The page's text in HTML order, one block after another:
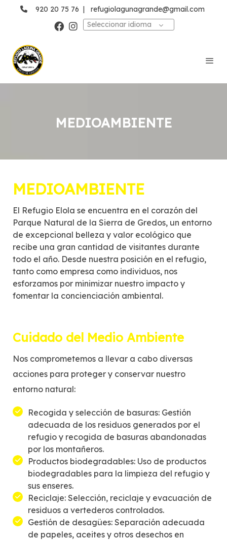
920 20 75 76 |
refugiolagunagrande@gmail.com
Seleccionar idioma
MEDIOAMBIENTE
MEDIOAMBIENTE
El Refugio Elola se encuentra en el corazón del
Parque Natural de la Sierra de Gredos, un entorno
de excepcional belleza y valor ecológico que
recibe una gran cantidad de visitantes durante
todo el año. Desde nuestra posición en el refugio,
tanto como empresa como individuos, nos
esforzamos por minimizar nuestro impacto y
fomentar la concienciación ambiental.
Cuidado del Medio Ambiente
Nos comprometemos a llevar a cabo diversas
acciones para proteger y conservar nuestro
entorno natural:
Recogida y selección de basuras: Gestión
adecuada de los residuos generados por el
refugio y recogida de basuras abandonadas
por los montañeros.
Productos biodegradables: Uso de productos
biodegradables para la limpieza del refugio y
sus enseres.
Reciclaje: Selección, reciclaje y evacuación de
residuos a vertederos controlados.
Gestión de desagües: Separación adecuada
de papeles, aceites y otros desechos en